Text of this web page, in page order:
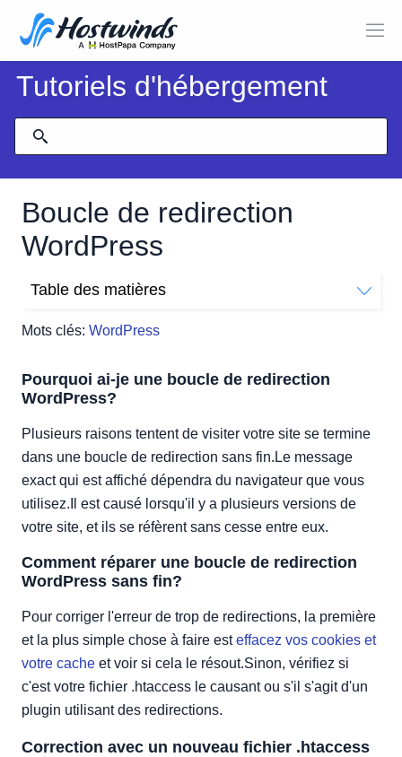
Tutoriels d'hébergement
Boucle de redirection
WordPress
Mots clés: WordPress
Table des matières
Comment réparer une boucle de redirection WordPress
Correction avec un nouveau fichier .htaccess
Corriger en trouvant un plugin problématique
Pourquoi ai-je une boucle de redirection
WordPress?
Plusieurs raisons tentent de visiter votre site se termine
dans une boucle de redirection sans fin.Le message
exact qui est affiché dépendra du navigateur que vous
utilisez.Il est causé lorsqu'il y a plusieurs versions de
votre site, et ils se réfèrent sans cesse entre eux.
Comment réparer une boucle de redirection
WordPress sans fin?
Pour corriger l'erreur de trop de redirections, la première
et la plus simple chose à faire esteffacez vos cookies et
votre cache et voir si cela le résout.Sinon, vérifiez si
c'est votre fichier .htaccess le causant ou s'il s'agit d'un
plugin utilisant des redirections.
Correction avec un nouveau fichier .htaccess